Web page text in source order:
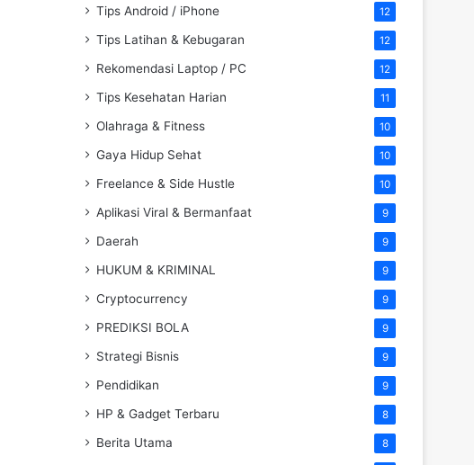
Tips Android / iPhone 12
Tips Latihan & Kebugaran 12
Rekomendasi Laptop / PC 12
Tips Kesehatan Harian 11
Olahraga & Fitness 10
Gaya Hidup Sehat 10
Freelance & Side Hustle 10
Aplikasi Viral & Bermanfaat 9
Daerah 9
HUKUM & KRIMINAL 9
Cryptocurrency 9
PREDIKSI BOLA 9
Strategi Bisnis 9
Pendidikan 9
HP & Gadget Terbaru 8
Berita Utama 8